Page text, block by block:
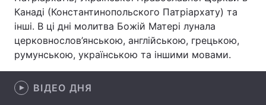
Україна Політика
Економіка Світ
Техно і зв'язок
Канаді (Константинопольского Патріархату) та
інші. В ці дні молитва Божій Матері лунала
церковнослов’янською, англійською, грецькою,
румунською, українською та іншими мовами.
ВІДЕО ДНЯ